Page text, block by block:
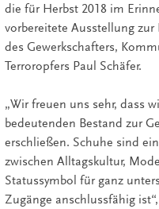
die für Herbst 2018 im
vorbereitete Ausstellung zur
des Gewerkschafters,
Terroropfers Paul Schäfer.
„Wir freuen uns sehr, dass
bedeutenden Bestand zur
erschließen. Schuhe sind
zwischen Alltagskultur,
Statussymbol für ganz
Zugänge anschlussfähig